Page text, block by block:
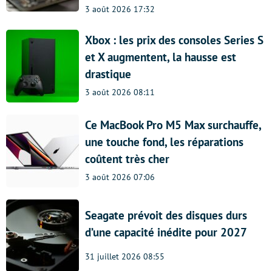
3 août 2026 17:32
Xbox : les prix des consoles Series S
et X augmentent, la hausse est
drastique
3 août 2026 08:11
Ce MacBook Pro M5 Max surchauffe,
une touche fond, les réparations
coûtent très cher
3 août 2026 07:06
Seagate prévoit des disques durs
d’une capacité inédite pour 2027
31 juillet 2026 08:55